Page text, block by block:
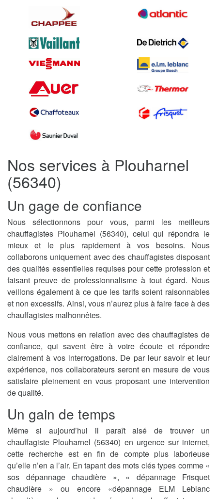
Nos services à Plouharnel
(56340)
Un gage de confiance
Nous sélectionnons pour vous, parmi les meilleurs
chauffagistes Plouharnel (56340), celui qui répondra le
mieux et le plus rapidement à vos besoins. Nous
collaborons uniquement avec des chauffagistes disposant
des qualités essentielles requises pour cette profession et
faisant preuve de professionnalisme à tout égard. Nous
veillons également à ce que les tarifs soient raisonnables
et non excessifs. Ainsi, vous n’aurez plus à faire face à des
chauffagistes malhonnêtes.
Nous vous mettons en relation avec des chauffagistes de
confiance, qui savent être à votre écoute et répondre
clairement à vos interrogations. De par leur savoir et leur
expérience, nos collaborateurs seront en mesure de vous
satisfaire pleinement en vous proposant une intervention
de qualité.
Un gain de temps
Même si aujourd’hui il paraît aisé de trouver un
chauffagiste Plouharnel (56340) en urgence sur internet,
cette recherche est en fin de compte plus laborieuse
qu’elle n’en a l’air. En tapant des mots clés types comme «
sos dépannage chaudière », « dépannage Frisquet
chaudière » ou encore «dépannage ELM Leblanc